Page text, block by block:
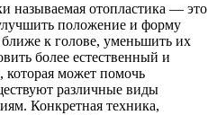
называемая отопластика — это
положение и форму
к голове, уменьшить их
более естественный и
может помочь
различные виды
Конкретная техника,